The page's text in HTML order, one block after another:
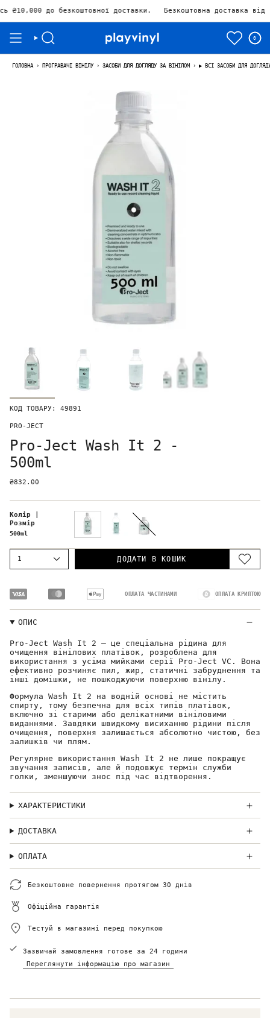
безкоштовної доставки. Безкоштовна доставка від 10.000₴
0
ГОЛОВНА› ПРОГРАВАЧІ ВІНІЛУ › ЗАСОБИ ДЛЯ ДОГЛЯДУ ЗА ВІНІЛОМ › ▶ ВСІ ЗАСОБИ ДЛЯ
КОД ТОВАРУ: 49891
PRO-JECT
Pro-Ject Wash It 2 -
500ml
₴832.00
Колір |
Розмір
500ml
500ml
1 ДОДАТИ В КОШИК
ОПЛАТА ЧАСТИНАМИ ОПЛАТА КРИПТОЮ
ОПИС
Pro-Ject Wash It 2 — це спеціальна рідина для
очищення вінілових платівок, розроблена для
використання з усіма мийками серії Pro-Ject VC. Вона
ефективно розчиняє пил, жир, статичні забруднення та
інші домішки, не пошкоджуючи поверхню вінілу.
Формула Wash It 2 на водній основі не містить
спирту, тому безпечна для всіх типів платівок,
включно зі старими або делікатними вініловими
виданнями. Завдяки швидкому висиханню рідини після
очищення, поверхня залишається абсолютно чистою, без
залишків чи плям.
Регулярне використання Wash It 2 не лише покращує
звучання записів, але й подовжує термін служби
голки, зменшуючи знос під час відтворення.
ХАРАКТЕРИСТИКИ
ДОСТАВКА
ОПЛАТА
Безкоштовне повернення протягом 30 днів
Офіційна гарантія
Тестуй в магазині перед покупкою
Зазвичай замовлення готове за 24 години
Переглянути інформацію про магазин